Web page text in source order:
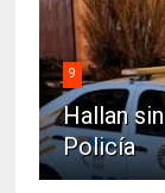
9
Hallan
Policía